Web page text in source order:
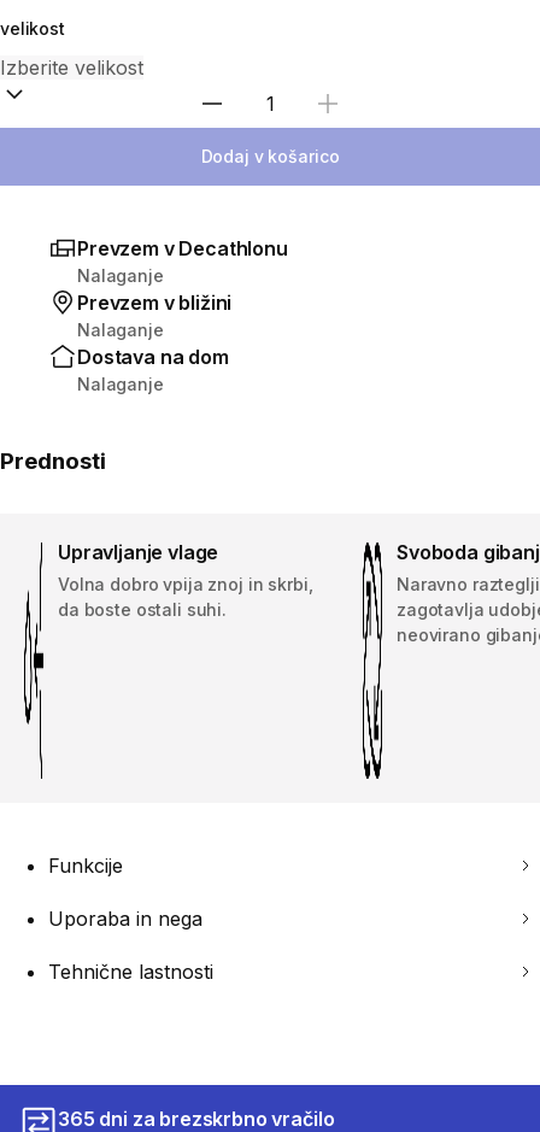
velikost
Izberite količino
Dodaj v košarico
Prevzem v Decathlonu
Nalaganje
Prevzem v bližini
Nalaganje
Dostava na dom
Nalaganje
Prednosti
Upravljanje vlage
Volna dobro vpija znoj in skrbi,
da boste ostali suhi.
Svoboda
Naravno
zagotavlja
neovirano
Funkcije
Uporaba in nega
Tehnične lastnosti
365 dni za brezskrbno vračilo